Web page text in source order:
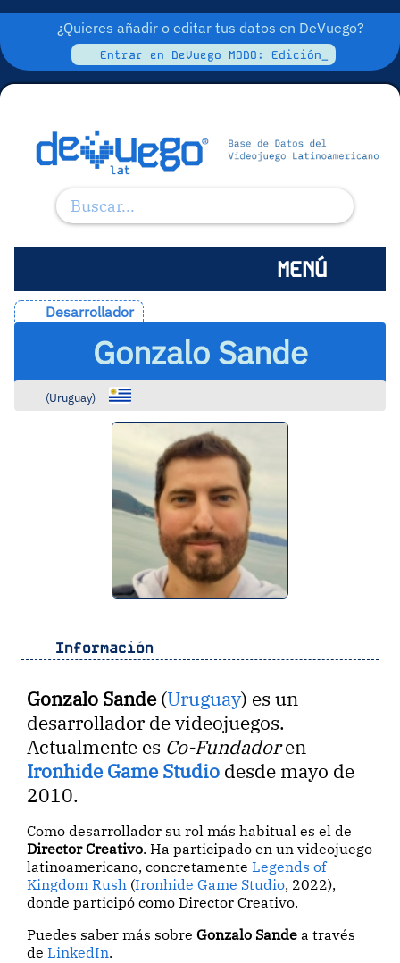
¿Quieres añadir o editar tus datos en DeVuego?
Entrar en DeVuego MODO: Edición_
MENÚ
Desarrollador
Gonzalo Sande
(Uruguay)
Información
Gonzalo Sande(Uruguay) es un
desarrollador de videojuegos.
Actualmente es Co-Fundadoren
Ironhide Game Studio desde mayo de
2010.
Como desarrollador su rol más habitual es el de
Director Creativo. Ha participado en un videojuego
latinoamericano, concretamenteLegends of
Kingdom Rush (Ironhide Game Studio, 2022),
donde participó como Director Creativo.
Puedes saber más sobreGonzalo Sande a través
deLinkedIn.